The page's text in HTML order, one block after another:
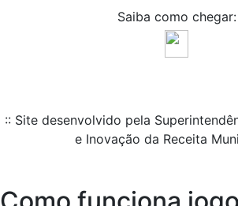
Saiba como chegar:
:: Site desenvolvido pela
e Inovação da Receita